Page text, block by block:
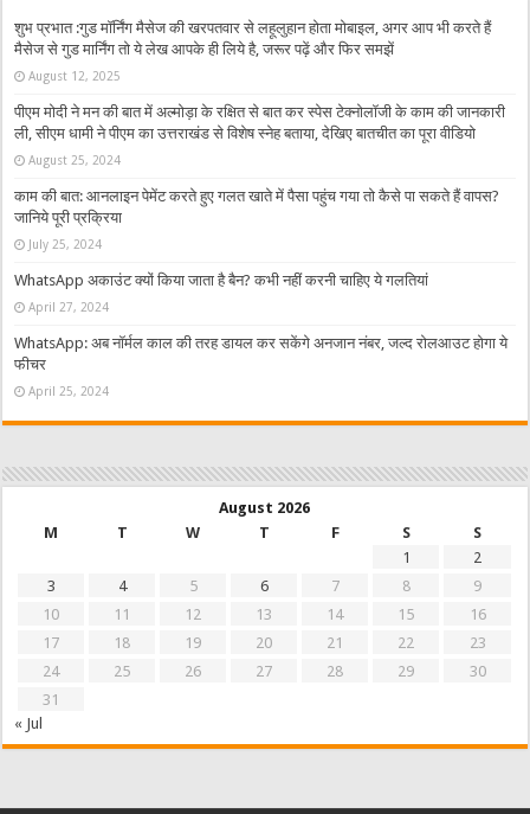
शुभ प्रभात :गुड मॉर्निंग मैसेज की खरपतवार से लहूलुहान होता मोबाइल, अगर आप भी करते हैं
मैसेज से गुड मार्निंग तो ये लेख आपके ही लिये है, जरूर पढ़ें और फिर समझें
August 12, 2025
पीएम मोदी ने मन की बात में अल्मोड़ा के रक्षित से बात कर स्पेस टेक्नोलॉजी के काम की जानकारी
ली, सीएम धामी ने पीएम का उत्तराखंड से विशेष स्नेह बताया, देखिए बातचीत का पूरा वीडियो
August 25, 2024
काम की बात: आनलाइन पेमेंट करते हुए गलत खाते में पैसा पहुंच गया तो कैसे पा सकते हैं वापस?
जानिये पूरी प्रक्रिया
July 25, 2024
WhatsApp अकाउंट क्यों किया जाता है बैन? कभी नहीं करनी चाहिए ये गलतियां
April 27, 2024
WhatsApp: अब नॉर्मल काल की तरह डायल कर सकेंगे अनजान नंबर, जल्द रोलआउट होगा ये
फीचर
April 25, 2024
August 2026
M
T W T F S
S
1
2
3
4 5 6 7 8
9
10
11 12 13 14 15
16
17
18 19 20 21 22
23
24
25 26 27 28 29
30
31
« Jul